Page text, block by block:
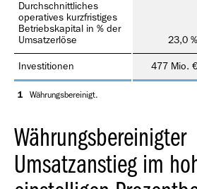
Durchschnittliches
operatives kurzfristiges
Betriebskapital in % der
Umsatzerlöse
23,0 %
Investitionen 477 Mio. €
1 Währungsbereinigt.
Währungsbereinigter
Umsatzanstieg im